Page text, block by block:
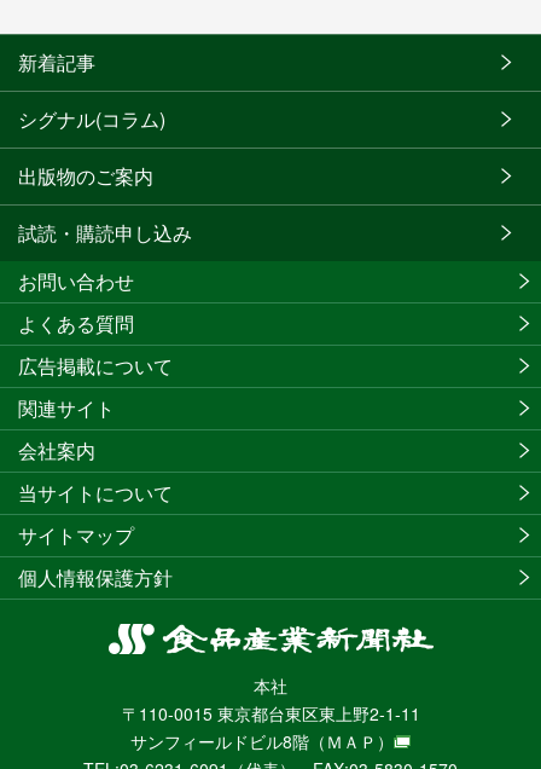
新着記事
シグナル(コラム)
出版物のご案内
試読・購読申し込み
食
産
業
新
本社
〒110-0015 東京都台東区東上野2-1-11
サンフィールドビル8階 （ＭＡＰ）
お問い合わせ
よくある質問
広告掲載について
関連サイト
会社案内
当サイトについて
サイトマップ
個人情報保護方針